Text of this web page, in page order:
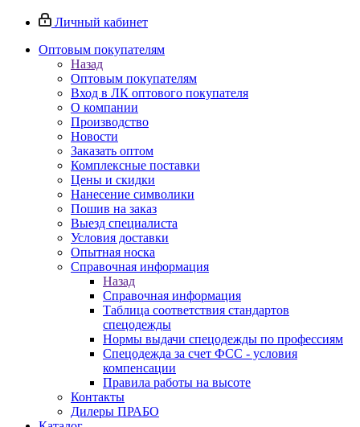
Личный кабинет
Оптовым покупателям
Назад
Оптовым покупателям
Вход в ЛК оптового покупателя
О компании
Производство
Новости
Заказать оптом
Комплексные поставки
Цены и скидки
Нанесение символики
Пошив на заказ
Выезд специалиста
Условия доставки
Опытная носка
Справочная информация
Назад
Справочная информация
Таблица соответствия стандартов
спецодежды
Нормы выдачи спецодежды по профессиям
Спецодежда за счет ФСС - условия
компенсации
Правила работы на высоте
Контакты
Дилеры ПРАБО